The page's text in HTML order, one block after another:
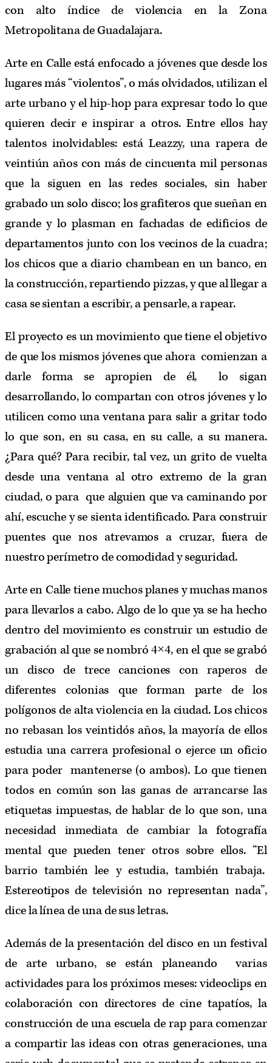
con alto índice de violencia en la Zona
Metropolitana de Guadalajara.
Arte en Calle está enfocado a jóvenes que desde los
lugares más “violentos”, o más olvidados, utilizan el
arte urbano y el hip-hop para expresar todo lo que
quieren decir e inspirar a otros. Entre ellos hay
talentos inolvidables: está Leazzy, una rapera de
veintiún años con más de cincuenta mil personas
que la siguen en las redes sociales, sin haber
grabado un solo disco; los grafiteros que sueñan en
grande y lo plasman en fachadas de edificios de
departamentos junto con los vecinos de la cuadra;
los chicos que a diario chambean en un banco, en
la construcción, repartiendo pizzas, y que al llegar a
casa se sientan a escribir, a pensarle, a rapear.
El proyecto es un movimiento que tiene el objetivo
de que los mismos jóvenes que ahora comienzan a
darle forma se apropien de él, lo sigan
desarrollando, lo compartan con otros jóvenes y lo
utilicen como una ventana para salir a gritar todo
lo que son, en su casa, en su calle, a su manera.
¿Para qué? Para recibir, tal vez, un grito de vuelta
desde una ventana al otro extremo de la gran
ciudad, o para que alguien que va caminando por
ahí, escuche y se sienta identificado. Para construir
puentes que nos atrevamos a cruzar, fuera de
nuestro perímetro de comodidad y seguridad.
Arte en Calle tiene muchos planes y muchas manos
para llevarlos a cabo. Algo de lo que ya se ha hecho
dentro del movimiento es construir un estudio de
grabación al que se nombró 4×4, en el que se grabó
un disco de trece canciones con raperos de
diferentes colonias que forman parte de los
polígonos de alta violencia en la ciudad. Los chicos
no rebasan los veintidós años, la mayoría de ellos
estudia una carrera profesional o ejerce un oficio
para poder mantenerse (o ambos). Lo que tienen
todos en común son las ganas de arrancarse las
etiquetas impuestas, de hablar de lo que son, una
necesidad inmediata de cambiar la fotografía
mental que pueden tener otros sobre ellos. “El
barrio también lee y estudia, también trabaja.
Estereotipos de televisión no representan nada”,
dice la línea de una de sus letras.
Además de la presentación del disco en un festival
de arte urbano, se están planeando varias
actividades para los próximos meses: videoclips en
colaboración con directores de cine tapatíos, la
construcción de una escuela de rap para comenzar
a compartir las ideas con otras generaciones, una